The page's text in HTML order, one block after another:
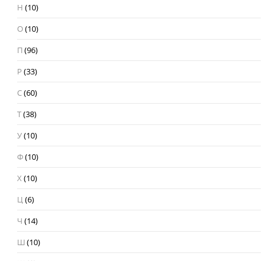
Н (10)
О(10)
П (96)
Р (33)
С(60)
Т(38)
У(10)
Ф(10)
Х (10)
Ц(6)
Ч (14)
Ш (10)